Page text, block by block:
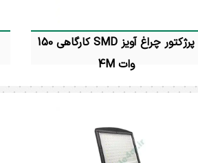
پرژکتور چراغ آویز SMD کارگاهی 150
وات 4M
پرژکتور ( چراغ )آویز SMD کارگاهی 150 وات
درجه قطر چراغ : 32 سانتیمتر ضمانت :